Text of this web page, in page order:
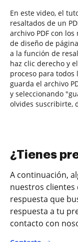
En este video, el
resaltados de un
archivo PDF con
de diseño de
a la función de
haz clic derecho y
proceso para todos
guarda el archivo
y seleccionando
olvides suscribirte,
¿Tienes
A continuación,
nuestros
respuesta que
respuesta a tu
contacto con